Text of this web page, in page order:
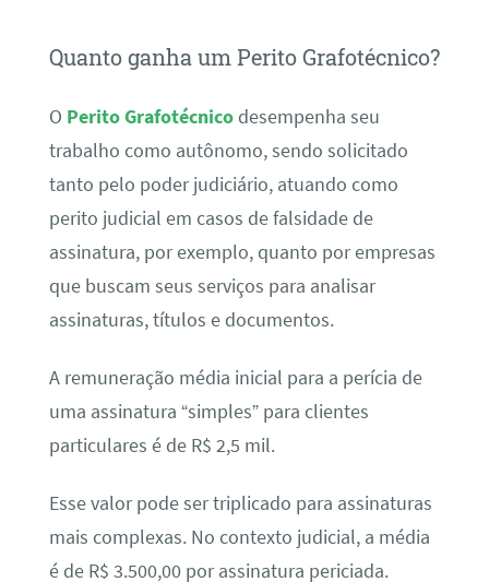
Quanto ganha um Perito Grafotécnico?
O Perito Grafotécnicodesempenha seu
trabalho como autônomo, sendo solicitado
tanto pelo poder judiciário, atuando como
perito judicial em casos de falsidade de
assinatura, por exemplo, quanto por empresas
que buscam seus serviços para analisar
assinaturas, títulos e documentos.
A remuneração média inicial para a perícia de
uma assinatura “simples” para clientes
particulares é de R$ 2,5 mil.
Esse valor pode ser triplicado para assinaturas
mais complexas. No contexto judicial, a média
é de R$ 3.500,00 por assinatura periciada.